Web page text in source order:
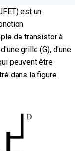
est un
de transistor à
grille (G), d'une
peuvent être
dans la figure